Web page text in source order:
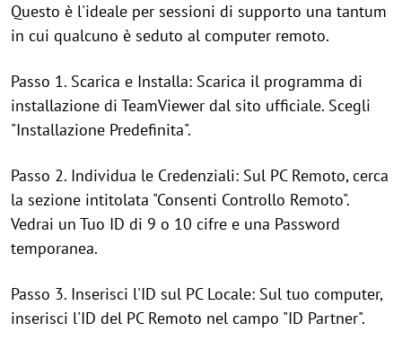
Questo è l'ideale per sessioni di supporto una tantum
in cui qualcuno è seduto al computer remoto.
Passo 1. Scarica e Installa: Scarica il programma di
installazione di TeamViewer dal sito ufficiale. Scegli
"Installazione Predefinita".
Passo 2. Individua le Credenziali: Sul PC Remoto, cerca
la sezione intitolata "Consenti Controllo Remoto".
Vedrai un Tuo ID di 9 o 10 cifre e una Password
temporanea.
Passo 3. Inserisci l'ID sul PC Locale: Sul tuo computer,
inserisci l'ID del PC Remoto nel campo "ID Partner".